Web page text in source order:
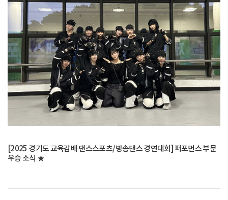
[2025 경기도 교육감배 댄스스포츠/방송댄스 경연대회] 퍼포먼스 부문
우승 소식 ★